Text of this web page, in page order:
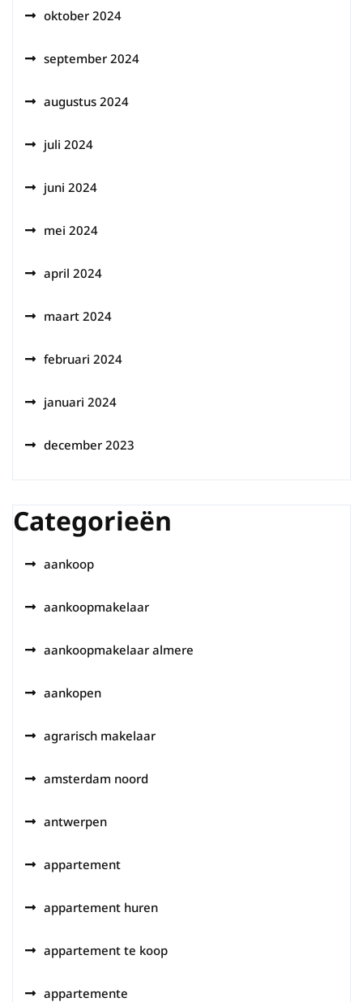
oktober 2024
september 2024
augustus 2024
juli 2024
juni 2024
mei 2024
april 2024
maart 2024
februari 2024
januari 2024
december 2023
Categorieën
aankoop
aankoopmakelaar
aankoopmakelaar almere
aankopen
agrarisch makelaar
amsterdam noord
antwerpen
appartement
appartement huren
appartement te koop
appartemente